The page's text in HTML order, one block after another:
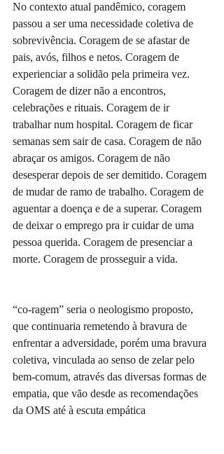
No contexto atual pandêmico, coragem
passou a ser uma necessidade coletiva de
sobrevivência. Coragem de se afastar de
pais, avós, filhos e netos. Coragem de
experienciar a solidão pela primeira vez.
Coragem de dizer não a encontros,
celebrações e rituais. Coragem de ir
trabalhar num hospital. Coragem de ficar
semanas sem sair de casa. Coragem de não
abraçar os amigos. Coragem de não
desesperar depois de ser demitido. Coragem
de mudar de ramo de trabalho. Coragem de
aguentar a doença e de a superar. Coragem
de deixar o emprego pra ir cuidar de uma
pessoa querida. Coragem de presenciar a
morte. Coragem de prosseguir a vida.
“co-ragem” seria o neologismo proposto,
que continuaria remetendo à bravura de
enfrentar a adversidade, porém uma bravura
coletiva, vinculada ao senso de zelar pelo
bem-comum, através das diversas formas de
empatia, que vão desde as recomendações
da OMS até à escuta empática